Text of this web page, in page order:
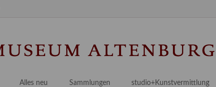
Alles neu Sammlungen studio+Kunstvermittlung